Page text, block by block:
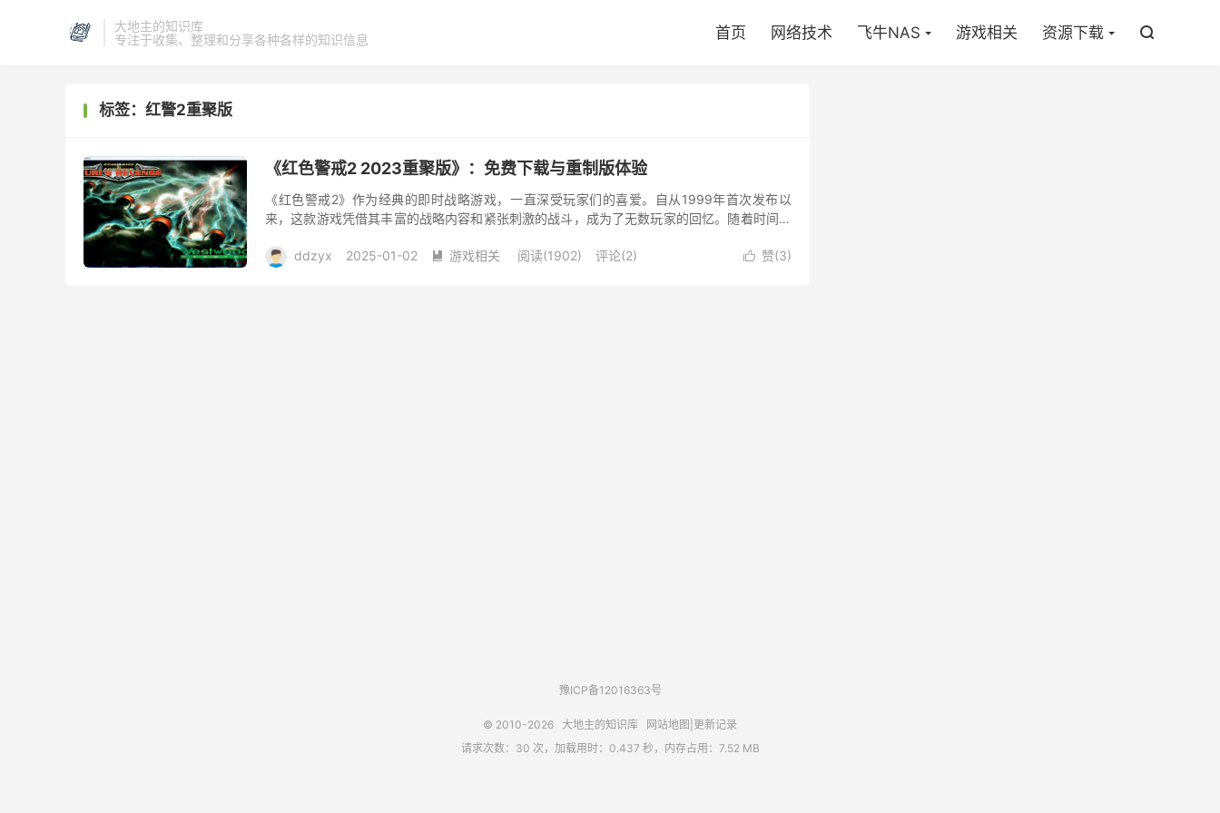
大地主的知识库
专注于收集、整理和分享各种各样的知识信息
首页 网络技术 飞牛NAS 游戏相关 资源下载 
标签：红警2重聚版
《红色警戒2 2023重聚版》：免费下载与重制版体验
《红色警戒2》作为经典的即时战略游戏，一直深受玩家们的喜爱。自从1999年首次发布以
来，这款游戏凭借其丰富的战略内容和紧张刺激的战斗，成为了无数玩家的回忆。随着时间的
 赞(3)
ddzyx 2025-01-02  游戏相关 阅读(1902) 评论(2)
豫ICP备12016363号
© 2010-2026 大地主的知识库 网站地图 更新记录
请求次数：30 次，加载用时：0.437 秒，内存占用：7.52 MB